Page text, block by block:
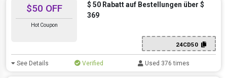
$50 OFF
Hot Coupon
$ 50 Rabatt auf Bestellungen über $
369
24CD50
See Details Verified Used 376 times